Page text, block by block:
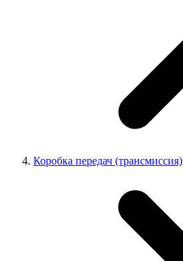
Коробка передач (трансмиссия)